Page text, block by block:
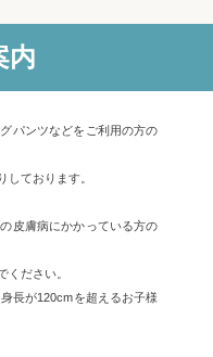
内
パンツなどをご利用の方の
しております。
皮膚病にかかっている方の
ください。
長が120cmを超えるお子様